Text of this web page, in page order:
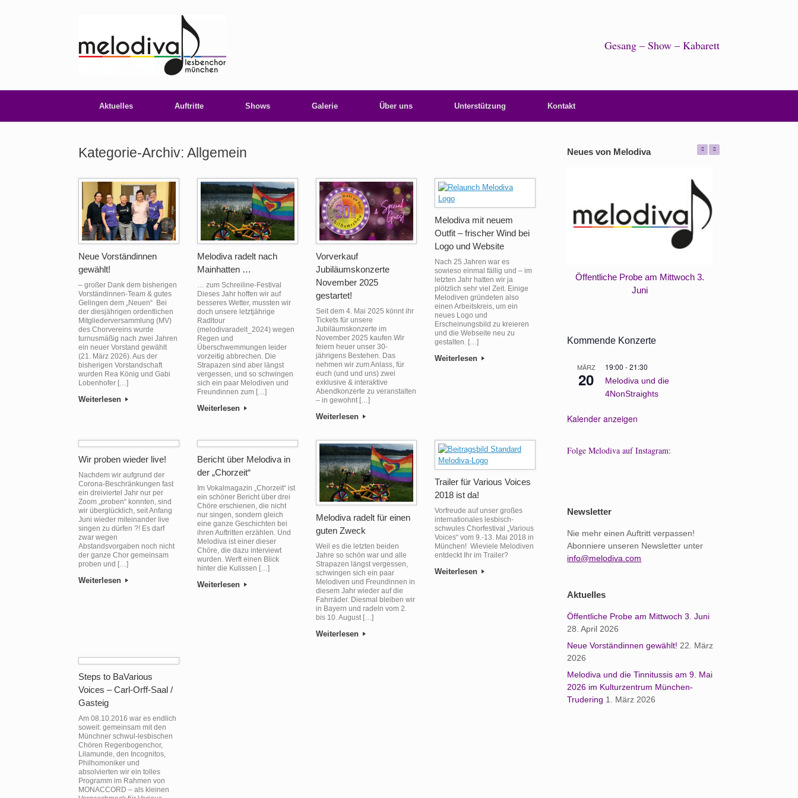
Gesang – Show – Kabarett
Aktuelles Auftritte Shows Galerie Über uns Unterstützung Kontakt
Kategorie-Archiv: Allgemein
Neue Vorständinnen
gewählt!
– großer Dank dem bisherigen
Vorständinnen-Team & gutes
Gelingen dem „Neuen“ Bei
der diesjährigen ordentlichen
Mitgliederversammlung (MV)
des Chorvereins wurde
turnusmäßig nach zwei Jahren
ein neuer Vorstand gewählt
(21. März 2026). Aus der
bisherigen Vorstandschaft
wurden Rea König und Gabi
Lobenhofer […]
Weiterlesen
Melodiva radelt nach
Mainhatten …
… zum Schreiline-Festival
Dieses Jahr hoffen wir auf
besseres Wetter, mussten wir
doch unsere letztjährige
Radltour
(melodivaradelt_2024) wegen
Regen und
Überschwemmungen leider
vorzeitig abbrechen. Die
Strapazen sind aber längst
vergessen, und so schwingen
sich ein paar Melodiven und
Freundinnen zum […]
Weiterlesen
Vorverkauf
Jubiläumskonzerte
November 2025
gestartet!
Seit dem 4. Mai 2025 könnt ihr
Tickets für unsere
Jubiläumskonzerte im
November 2025 kaufen.Wir
feiern heuer unser 30-
jährigens Bestehen. Das
nehmen wir zum Anlass, für
euch (und und uns) zwei
exklusive & interaktive
Abendkonzerte zu veranstalten
– in gewohnt […]
Weiterlesen
Melodiva mit neuem
Outfit – frischer Wind bei
Logo und Website
Nach 25 Jahren war es
sowieso einmal fällig und – im
letzten Jahr hatten wir ja
plötzlich sehr viel Zeit. Einige
Melodiven gründeten also
einen Arbeitskreis, um ein
neues Logo und
Erscheinungsbild zu kreieren
und die Webseite neu zu
gestalten. […]
Weiterlesen
Wir proben wieder live!
Nachdem wir aufgrund der
Corona-Beschränkungen fast
ein dreiviertel Jahr nur per
Zoom „proben“ konnten, sind
wir überglücklich, seit Anfang
Juni wieder miteinander live
singen zu dürfen ?! Es darf
zwar wegen
Abstandsvorgaben noch nicht
der ganze Chor gemeinsam
proben und […]
Weiterlesen
Bericht über Melodiva in
der „Chorzeit“
Im Vokalmagazin „Chorzeit“ ist
ein schöner Bericht über drei
Chöre erschienen, die nicht
nur singen, sondern gleich
eine ganze Geschichten bei
ihren Auftritten erzählen. Und
Melodiva ist einer dieser
Chöre, die dazu interviewt
wurden. Werft einen Blick
hinter die Kulissen […]
Weiterlesen
Melodiva radelt für einen
guten Zweck
Weil es die letzten beiden
Jahre so schön war und alle
Strapazen längst vergessen,
schwingen sich ein paar
Melodiven und Freundinnen in
diesem Jahr wieder auf die
Fahrräder. Diesmal bleiben wir
in Bayern und radeln vom 2.
bis 10. August […]
Weiterlesen
Trailer für Various Voices
2018 ist da!
Vorfreude auf unser großes
internationales lesbisch-
schwules Chorfestival „Various
Voices“ vom 9.-13. Mai 2018 in
München! Wieviele Melodiven
entdeckt Ihr im Trailer?
Weiterlesen
Steps to BaVarious
Voices – Carl-Orff-Saal /
Gasteig
Am 08.10.2016 war es endlich
soweit: gemeinsam mit den
Münchner schwul-lesbischen
Chören Regenbogenchor,
Lilamunde, den Incognitos,
Philhomoniker und
absolvierten wir ein tolles
Programm im Rahmen von
MONACCORD – als kleinen
Neues von Melodiva
Öffentliche Probe am Mittwoch 3.
Juni
Kommende Konzerte
MÄRZ
20
19:00 -21:30
Melodiva und die
4NonStraights
Kalender anzeigen
Folge Melodiva auf Instagram:
Newsletter
Nie mehr einen Auftritt verpassen!
Abonniere unseren Newsletter unter
info@melodiva.com
Aktuelles
Öffentliche Probe am Mittwoch 3. Juni
28. April 2026
Neue Vorständinnen gewählt! 22. März
2026
Melodiva und die Tinnitussis am 9. Mai
2026 im Kulturzentrum München-
Trudering 1. März 2026